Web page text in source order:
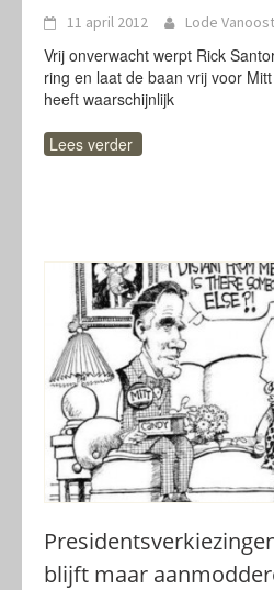
11 april 2012 Lode Vanoost
Vrij onverwacht werpt Rick
ring en laat de baan vrij voor
heeft waarschijnlijk
Lees verder
blijft maar